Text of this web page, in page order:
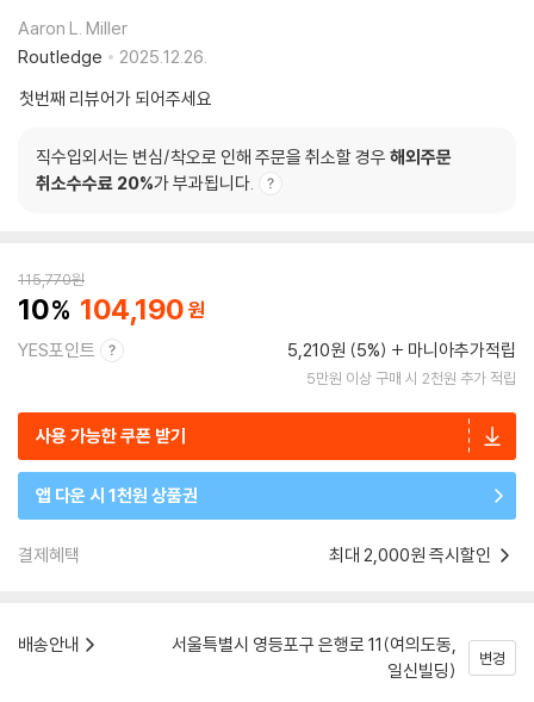
Aaron L. Miller
Routledge
2025.12.26.
첫번째 리뷰어가 되어주세요
직수입외서는 변심/착오로 인해 주문을 취소할 경우 해외주문
취소수수료 20%가 부과됩니다.
115,770원
10 104,190
YES포인트 5,210원 (5%) 마니아추가적립
5만원 이상 구매 시 2천원 추가 적립
사용 가능한 쿠폰 받기
앱 다운 시 1천원 상품권
결제혜택 최대 2,000원 즉시할인
배송안내
서울특별시 영등포구 은행로 11(여의도동,
일신빌딩)
변경